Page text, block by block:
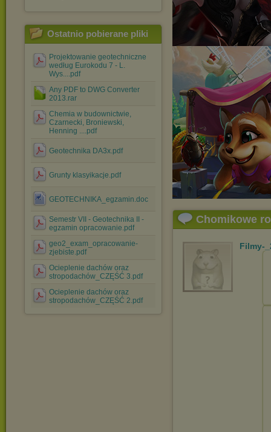
Ostatnio pobierane pliki
Projektowanie geotechniczne
według Eurokodu 7 - L.
Wys....pdf
Any PDF to DWG Converter
2013.rar
Chemia w budownictwie,
Czarnecki, Broniewski,
Henning ....pdf
Geotechnika DA3x.pdf
Grunty klasyikacje.pdf
GEOTECHNIKA_egzamin.doc
Semestr VII - Geotechnika II -
egzamin opracowanie.pdf
geo2_exam_opracowanie-
zjebiste.pdf
Ocieplenie dachów oraz
stropodachów_CZĘŚĆ 3.pdf
Ocieplenie dachów oraz
stropodachów_CZĘŚĆ 2.pdf
Chomikowe
Filmy-